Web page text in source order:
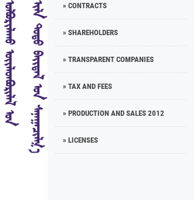
» CONTRACTS
» SHAREHOLDERS
» TRANSPARENT COMPANIES
» TAX AND FEES
» PRODUCTION AND SALES 2012
» LICENSES